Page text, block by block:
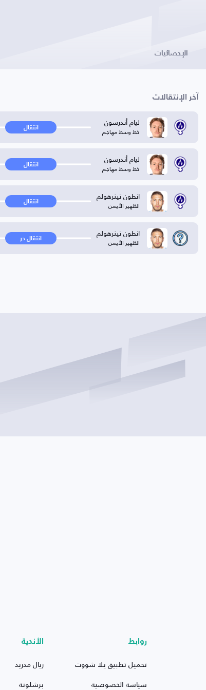
الإحصائيات
آخر الإنتقالات
ليام أندرسون
خط وسط مهاجم انتقال
ليام أندرسون
خط وسط مهاجم انتقال
انطون تينرهولم
الظهير الأيمن انتقال
انطون تينرهولم
الظهير الأيمن انتقال حر
روابط
تحميل تطبيق يلا شووت
سياسة الخصوصية
الأندية
ريال مدريد
برشلونة